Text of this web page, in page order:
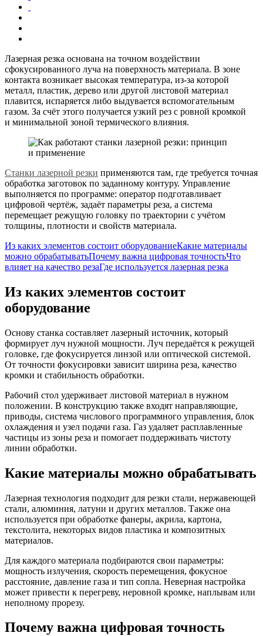
Лазерная резка основана на точном воздействии
сфокусированного луча на поверхность материала. В зоне
контакта возникает высокая температура, из-за которой
металл, пластик, дерево или другой листовой материал
плавится, испаряется либо выдувается вспомогательным
газом. За счёт этого получается узкий рез с ровной кромкой
и минимальной зоной термического влияния.
Станки лазерной резки применяются там, где требуется точная
обработка заготовок по заданному контуру. Управление
выполняется по программе: оператор подготавливает
цифровой чертёж, задаёт параметры реза, а система
перемещает режущую головку по траектории с учётом
толщины, плотности и свойств материала.
Из каких элементов состоит оборудованиеКакие материалы
можно обрабатыватьПочему важна цифровая точностьЧто
влияет на качество резаГде используется лазерная резка
Из каких элементов состоит
оборудование
Основу станка составляет лазерный источник, который
формирует луч нужной мощности. Луч передаётся к режущей
головке, где фокусируется линзой или оптической системой.
От точности фокусировки зависит ширина реза, качество
кромки и стабильность обработки.
Рабочий стол удерживает листовой материал в нужном
положении. В конструкцию также входят направляющие,
приводы, система числового программного управления, блок
охлаждения и узел подачи газа. Газ удаляет расплавленные
частицы из зоны реза и помогает поддерживать чистоту
линии обработки.
Какие материалы можно обрабатывать
Лазерная технология подходит для резки стали, нержавеющей
стали, алюминия, латуни и других металлов. Также она
используется при обработке фанеры, акрила, картона,
текстолита, некоторых видов пластика и композитных
материалов.
Для каждого материала подбираются свои параметры:
мощность излучения, скорость перемещения, фокусное
расстояние, давление газа и тип сопла. Неверная настройка
может привести к перегреву, неровной кромке, наплывам или
неполному прорезу.
Почему важна цифровая точность